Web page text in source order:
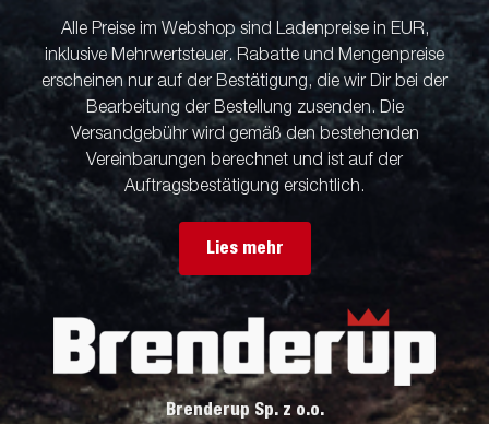
verbessertes Design, das die Beleuchtung schützt, während ihr
schräger Winkel die Schmutzablagerung minimiert. Zur
Standardausstattung gehören auch klappbare und
abnehmbare Bordwände und abnehmbare Eckpfosten, die
maximale Flexibilität beim Beladen bieten. Passen Sie den
Anhänger Ihren Bedürfnissen mit einem Gitteraufsatz,
Kastenaufsatz, einer Flachplane oder anderem Zubehör aus
unserem breiten Sortiment an – ​​kompatibel mit der Serie 4000.
Der Anhänger auf dem Bild kann über zusätzliche Ausstattung
verfügen.
Alle Preise im Webshop sind Ladenpreise in EUR,
inklusive Mehrwertsteuer. Rabatte und Mengenpreise
erscheinen nur auf der Bestätigung, die wir Dir bei der
Bearbeitung der Bestellung zusenden. Die
Versandgebühr wird gemäß den bestehenden
Vereinbarungen berechnet und ist auf der
Auftragsbestätigung ersichtlich.
Lies mehr
Brenderup Sp. z o.o.